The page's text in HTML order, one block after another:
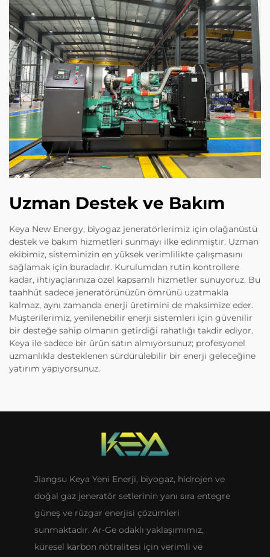
Uzman Destek ve Bakım
Keya New Energy, biyogaz jeneratörlerimiz için olağanüstü
destek ve bakım hizmetleri sunmayı ilke edinmiştir. Uzman
ekibimiz, sisteminizin en yüksek verimlilikte çalışmasını
sağlamak için buradadır. Kurulumdan rutin kontrollere
kadar, ihtiyaçlarınıza özel kapsamlı hizmetler sunuyoruz. Bu
taahhüt sadece jeneratörünüzün ömrünü uzatmakla
kalmaz, aynı zamanda enerji üretimini de maksimize eder.
Müşterilerimiz, yenilenebilir enerji sistemleri için güvenilir
bir desteğe sahip olmanın getirdiği rahatlığı takdir ediyor.
Keya ile sadece bir ürün satın almıyorsunuz; profesyonel
uzmanlıkla desteklenen sürdürülebilir bir enerji geleceğine
yatırım yapıyorsunuz.
Jiangsu Keya Yeni Enerji, biyogaz, hidrojen ve
doğal gaz jeneratör setlerinin yanı sıra entegre
güneş ve rüzgar enerjisi çözümleri
sunmaktadır. Ar-Ge odaklı yaklaşımımız,
küresel karbon nötralitesi için verimli ve